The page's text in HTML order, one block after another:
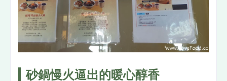
砂鍋慢火逼出的暖心醇香